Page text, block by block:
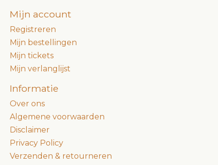
Mijn account
Registreren
Mijn bestellingen
Mijn tickets
Mijn verlanglijst
Informatie
Over ons
Algemene voorwaarden
Disclaimer
Privacy Policy
Verzenden & retourneren